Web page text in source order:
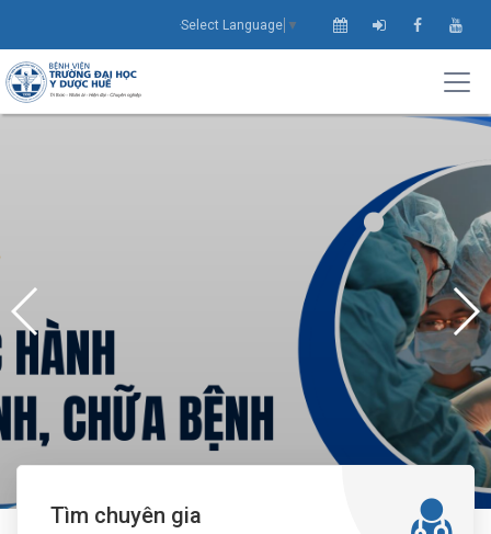
Select Language ▼
THÔNG BÁO ĐĂNG KÝ HỌC THỰC HÀNH
Xem thông tin
Tìm chuyên gia